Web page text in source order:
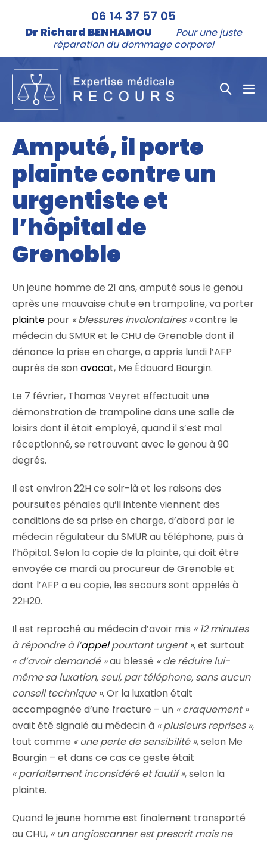
contenu
06 14 37 57 05
Dr Richard BENHAMOU
Pour une juste
réparation du dommage corporel
Amputé, il porte
plainte contre un
urgentiste et
l’hôpital de
Grenoble
Un jeune homme de 21 ans, amputé sous le genou
après une mauvaise chute en trampoline, va porter
plainte pour « blessures involontaires »contre le
médecin du SMUR et le CHU de Grenoble dont il
dénonce la prise en charge, a appris lundi l’AFP
auprès de sonavocat, Me Édouard Bourgin.
Le 7 février, Thomas Veyret effectuait une
démonstration de trampoline dans une salle de
loisirs dont il était employé, quand il s’est mal
réceptionné, se retrouvant avec le genou à 90
degrés.
Il est environ 22H ce soir-là et les raisons des
poursuites pénales qu’il intente viennent des
conditions de sa prise en charge, d’abord par le
médecin régulateur du SMUR au téléphone, puis à
l’hôpital. Selon la copie de la plainte, qui doit être
envoyée ce mardi au procureur de Grenoble et
dont l’AFP a eu copie, les secours sont appelés à
22H20.
Il est reproché au médecin d’avoir mis « 12 minutes
à répondre à l’appelpourtant urgent », et surtout
« d’avoir demandé »au blessé « de réduire lui-
même sa luxation, seul, par téléphone, sans aucun
conseil technique ». Or la luxation était
accompagnée d’une fracture – un « craquement »
avait été signalé au médecin à « plusieurs reprises »,
tout comme « une perte de sensibilité », selon Me
Bourgin – et dans ce cas ce geste était
« parfaitement inconsidéré et fautif », selon la
plainte.
Quand le jeune homme est finalement transporté
au CHU, « un angioscanner est prescrit mais ne